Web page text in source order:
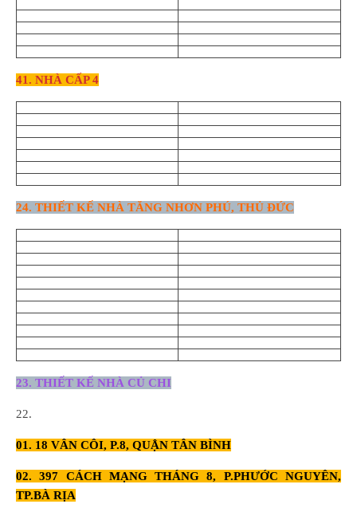
41. NHÀ CẤP 4
24. THIẾT KẾ NHÀ TĂNG NHƠN PHÚ, THỦ ĐỨC
23. THIẾT KẾ NHÀ CỦ CHI
22.
01. 18 VÂN CÔI, P.8, QUẬN TÂN BÌNH
02. 397 CÁCH MẠNG THÁNG 8, P.PHƯỚC NGUYÊN,
TP.BÀ RỊA